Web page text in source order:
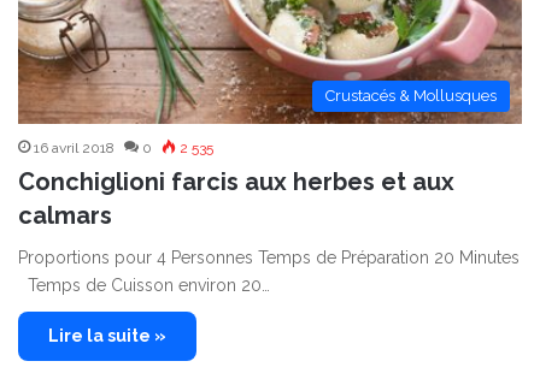
Crustacés & Mollusques
16 avril 2018 0 2 535
Conchiglioni farcis aux herbes et aux
calmars
Proportions pour 4 Personnes Temps de Préparation 20 Minutes
Temps de Cuisson environ 20…
Lire la suite »